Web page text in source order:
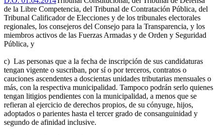
de la Libre Competencia, del Tribunal de Contratación Pública, del
Tribunal Calificador de Elecciones y de los tribunales electorales
regionales, los consejeros del Consejo para la Transparencia, y los
miembros activos de las Fuerzas Armadas y de Orden y Seguridad
Pública, y
c) Las personas que a la fecha de inscripción de sus candidaturas
tengan vigente o suscriban, por sí o por terceros, contratos o
cauciones ascendentes a doscientas unidades tributarias mensuales o
más, con la respectiva municipalidad. Tampoco podrán serlo quienes
tengan litigios pendientes con la municipalidad, a menos que se
refieran al ejercicio de derechos propios, de su cónyuge, hijos,
adoptados o parientes hasta el tercer grado de consanguinidad y
segundo de afinidad inclusive.